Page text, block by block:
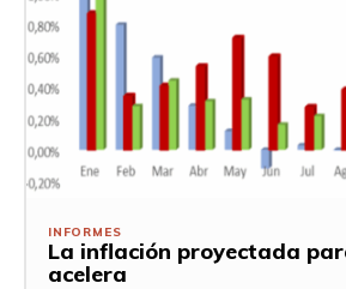
INFORMES
La inflación proyectada
acelera